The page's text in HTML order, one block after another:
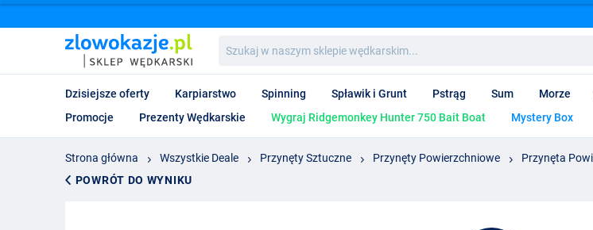
w
naszym
wędkarskim...
Dzisiejsze oferty Karpiarstwo Spinning Spławik i Grunt Pstrąg Sum Morze
Promocje
Prezenty Wędkarskie Wygraj Ridgemonkey Hunter 750 Bait Boat Mystery Box
Strona główna Wszystkie Deale Przynęty Sztuczne Przynęty Powierzchniowe
Przynęta
POWRÓT DO WYNIKU